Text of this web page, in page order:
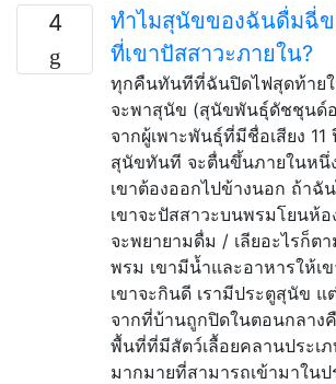
4
ทำไมสุนัขของฉันดื่มฉี่ข
ที่เขาปัสสาวะภายใน?
ทุกคืนทันทีที่ฉันปิดไฟสุดท้าย
จะพาสุนัข (สุนัขพันธุ์ดัชชุนด์อ
จากผู้เพาะพันธุ์ที่มีชื่อเสียง
สุนัขทันที จะตื่นขึ้นภายในหนึ่
เขาต้องออกไปข้างนอก ถ้าฉั
เขาจะปัสสาวะบนพรมโยนห้อ
จะพยายามดื่ม / เลียอะไรก็ต
พรม เขามีน้ำและอาหารให้เ
เขาจะกินดี เรามีประตูสุนัข แ
จากที่บ้านถูกปิดในตอนกลาง
พื้นที่ที่มีสัตว์เลื้อยคลานประเ
มากมายที่สามารถเข้ามาในป